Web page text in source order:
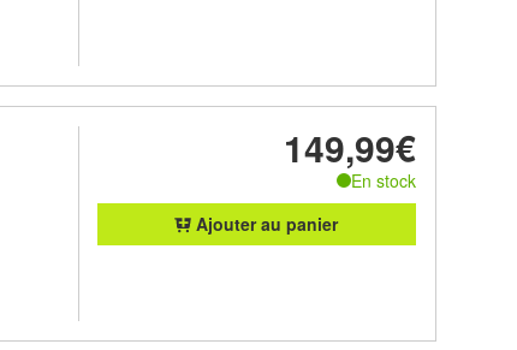
149,99€
En stock
Ajouter au panier